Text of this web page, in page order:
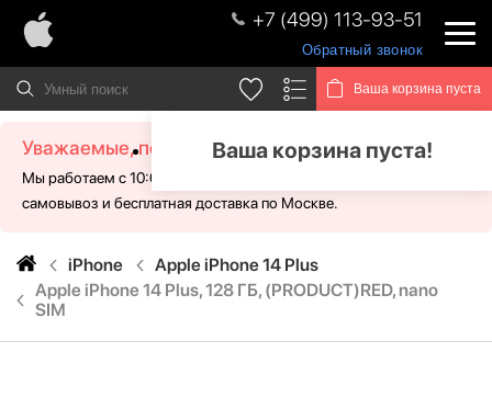
+7 (499) 113-93-51
Обратный звонок
Ваша корзина пуста
Ваша корзина пуста!
Уважаемые, посетители!
Мы работаем с 10:00 - 21:00 без выходных. Для Вас доступен
самовывоз и бесплатная доставка по Москве.
iPhone
Apple iPhone 14 Plus
Apple iPhone 14 Plus, 128 ГБ, (PRODUCT)RED, nano
SIM